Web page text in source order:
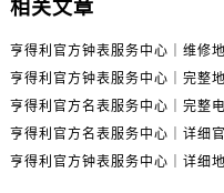
相关文章